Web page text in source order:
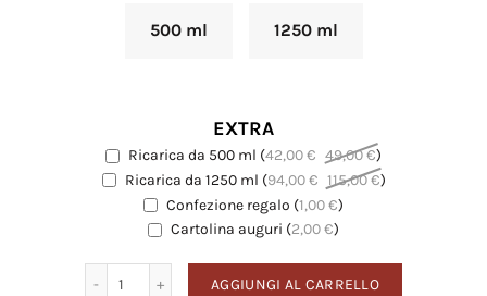
500 ml 1250 ml
EXTRA
EXTRA Ricarica da 500 ml (42,00€ 49,00€)
EXTRA Ricarica da 1250 ml (94,00€ 115,00€)
Confezione regalo (1,00€)
Cartolina auguri (2,00€)
AGGIUNGI AL CARRELLO